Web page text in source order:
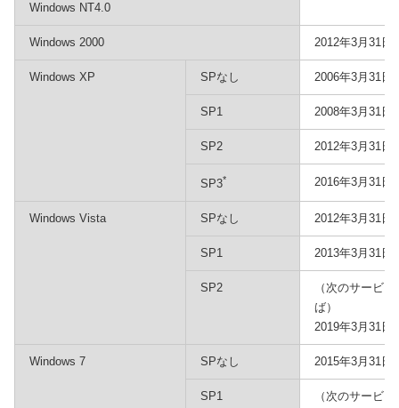
Windows NT4.0
Windows 2000 2012年3月31日
Windows XP SPなし 2006年3月31日
SP1 2008年3月31日
SP2 2012年3月31日
SP3* 2016年3月31日
Windows Vista SPなし 2012年3月31日
SP1 2013年3月31日
SP2
（次のサービ
ば）
2019年3月31日
Windows 7 SPなし 2015年3月31日
SP1
（次のサービ